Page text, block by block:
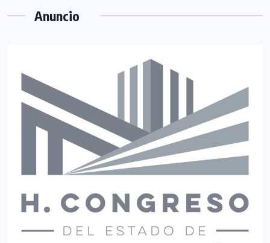
Anuncio